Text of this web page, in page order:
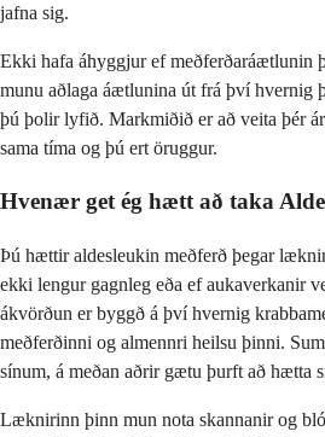
jafna sig.
Ekki hafa áhyggjur ef meðferðaráætlunin
munu aðlaga áætlunina út frá því hvernig
þú þolir lyfið. Markmiðið er að veita þér
sama tíma og þú ert öruggur.
Hvenær get ég hætt að taka
Þú hættir aldesleukin meðferð þegar
ekki lengur gagnleg eða ef aukaverkanir
ákvörðun er byggð á því hvernig
meðferðinni og almennri heilsu þinni.
sínum, á meðan aðrir gætu þurft að hætta
Læknirinn þinn mun nota skannanir og